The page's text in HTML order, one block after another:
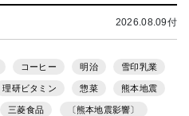
2026.08.09付
コーヒー 明治 雪印乳業
理研ビタミン 惣菜 熊本地震
三菱食品 〔熊本地震影響〕